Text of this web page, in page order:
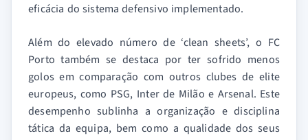
eficácia do sistema defensivo implementado.
Além do elevado número de ‘clean sheets’, o FC
Porto também se destaca por ter sofrido menos
golos em comparação com outros clubes de elite
europeus, como PSG, Inter de Milão e Arsenal. Este
desempenho sublinha a organização e disciplina
tática da equipa, bem como a qualidade dos seus